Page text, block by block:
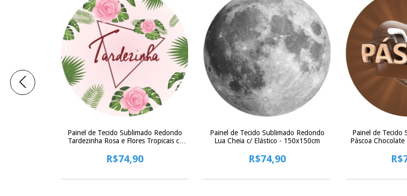
Painel de Tecido Sublimado Redondo
Tardezinha Rosa e Flores Tropicais c/
R$74,90
Painel de Tecido Sublimado Redondo
Lua Cheia c/ Elástico - 150x150cm
R$74,90
Painel de Tecido
Páscoa